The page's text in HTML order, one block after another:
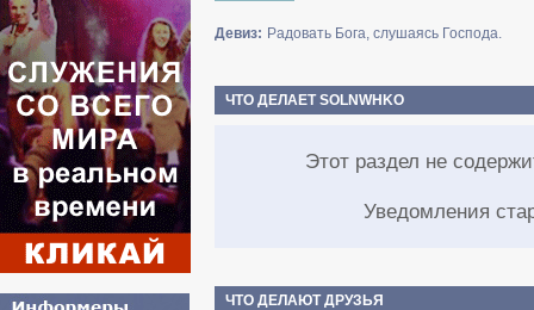
Девиз: Радовать Бога, слушаясь Господа.
ЧТО ДЕЛАЕТ SOLNWHKO
Этот раздел не
Уведомления
ЧТО ДЕЛАЮТ ДРУЗЬЯ